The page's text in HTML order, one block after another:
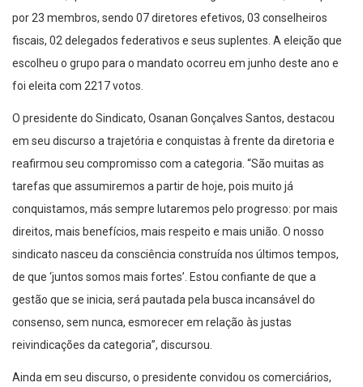
por 23 membros, sendo 07 diretores efetivos, 03 conselheiros
fiscais, 02 delegados federativos e seus suplentes. A eleição que
escolheu o grupo para o mandato ocorreu em junho deste ano e
foi eleita com 2217 votos.
O presidente do Sindicato, Osanan Gonçalves Santos, destacou
em seu discurso a trajetória e conquistas à frente da diretoria e
reafirmou seu compromisso com a categoria. “São muitas as
tarefas que assumiremos a partir de hoje, pois muito já
conquistamos, más sempre lutaremos pelo progresso: por mais
direitos, mais benefícios, mais respeito e mais união. O nosso
sindicato nasceu da consciência construída nos últimos tempos,
de que ‘juntos somos mais fortes’. Estou confiante de que a
gestão que se inicia, será pautada pela busca incansável do
consenso, sem nunca, esmorecer em relação às justas
reivindicações da categoria”, discursou.
Ainda em seu discurso, o presidente convidou os comerciários,